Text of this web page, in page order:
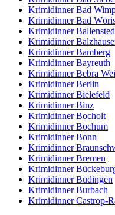
Krimidinner Bad
Krimidinner Bad
Krimidinner
Krimidinner
Krimidinner Bamberg
Krimidinner Bayreuth
Krimidinner Bebra
Krimidinner Berlin
Krimidinner Bielefeld
Krimidinner Binz
Krimidinner Bocholt
Krimidinner Bochum
Krimidinner Bonn
Krimidinner
Krimidinner Bremen
Krimidinner
Krimidinner Büdingen
Krimidinner Burbach
Krimidinner Castrop-